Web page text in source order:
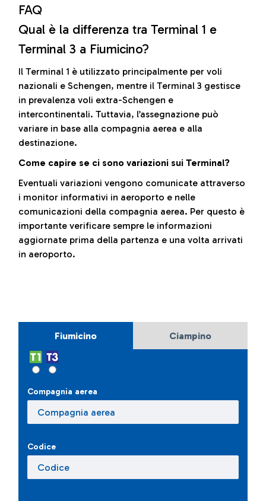
FAQ
Qual è la differenza tra Terminal 1 e
Terminal 3 a Fiumicino?
Il Terminal 1 è utilizzato principalmente per voli
nazionali e Schengen, mentre il Terminal 3 gestisce
in prevalenza voli extra-Schengen e
intercontinentali. Tuttavia, l’assegnazione può
variare in base alla compagnia aerea e alla
destinazione.
Come capire se ci sono variazioni sui Terminal?
Eventuali variazioni vengono comunicate attraverso
i monitor informativi in aeroporto e nelle
comunicazioni della compagnia aerea. Per questo è
importante verificare sempre le informazioni
aggiornate prima della partenza e una volta arrivati
in aeroporto.
Fiumicino Ciampino
Compagnia aerea
Codice